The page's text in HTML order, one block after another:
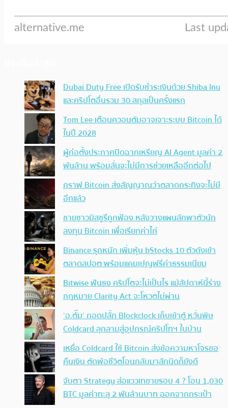
Dubai Duty Free เปิดรับชำระเงินด้วย Shiba Inu
และคริปโตอื่นรวม 30 สกุลเป็นครั้งแรก
Tom Lee เตือนควอนตัมอาจเจาะระบบ Bitcoin ได้
ในปี 2028
ผู้ก่อตั้งประกาศปิดฉากเหรียญ AI Agent มูลค่า 2
พันล้าน พร้อมลั่นจะไม่มีการช่วยเหลืออีกต่อไป
กราฟ Bitcoin ส่งสัญญาณว่าตลาดกระทิงจะไม่มี
อีกแล้ว
ชายชาวมิสซูรีถูกฟ้อง หลังวางแผนลักพาตัวนัก
ลงทุน Bitcoin เพื่อเรียกค่าไถ่
Binance รุกหนัก เพิ่มหุ้น bStocks 10 ตัวดังเข้า
ตลาดสปอต พร้อมแคมเปญฟรีค่าธรรมเนียม
Bitwise ฟันธง คริปโตจะไม่เป็นไร แม้สัปดาห์นี้ร่าง
กฎหมาย Clarity Act จะโหวตไม่ผ่าน
‘อ.ตั๊ม’ ถอดปลั้ก Blockclock เก็บเข้าตู้ หวั่นพิษ
Coldcard ลุกลามสู่อุปกรณ์คริปโทฯ ในบ้าน
เหยื่อ Coldcard ใช้ Bitcoin ส่งข้อความหาโจรขอ
คืนเงิน ตัดพ้อชีวิตโอนกลับมาสักนิดก็ยังดี
จับตา Strategy ส่อแววเทขายรอบ 4 ? โอน 1,030
BTC มูลค่าทะลุ 2 พันล้านบาท ออกจากกระเป๋า